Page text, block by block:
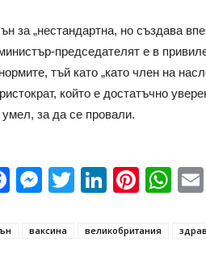
за „нестандартна, но създава
председателят е в
тъй като „като член на
който е достатъчно
за да се провали.
Facebook
Messenger
Twitter
LinkedIn
ваксина великобритания